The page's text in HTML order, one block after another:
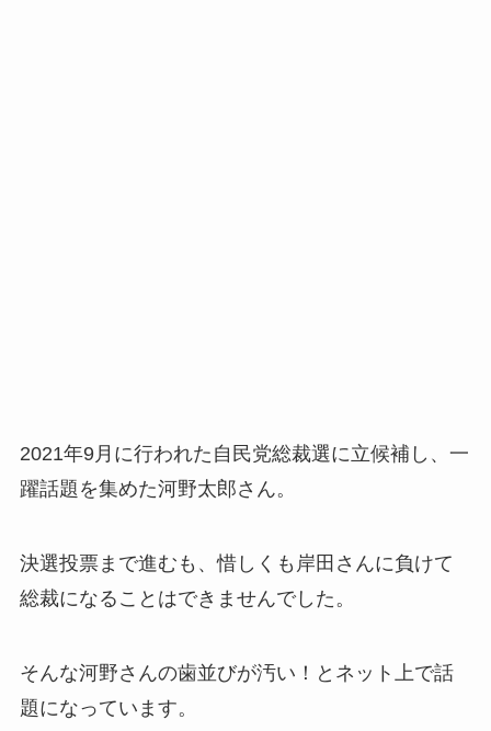
2021年9月に行われた自民党総裁選に立候補し、一
躍話題を集めた河野太郎さん。
決選投票まで進むも、惜しくも岸田さんに負けて
総裁になることはできませんでした。
そんな河野さんの歯並びが汚い！とネット上で話
題になっています。